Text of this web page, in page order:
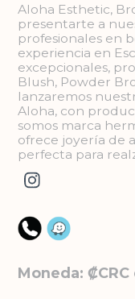
Aloha Esthetic,
presentarte a
profesionales en
experiencia en
excepcionales,
Blush, Powder
lanzaremos
Aloha, con
somos marca
ofrece joyería de
perfecta para
Moneda: